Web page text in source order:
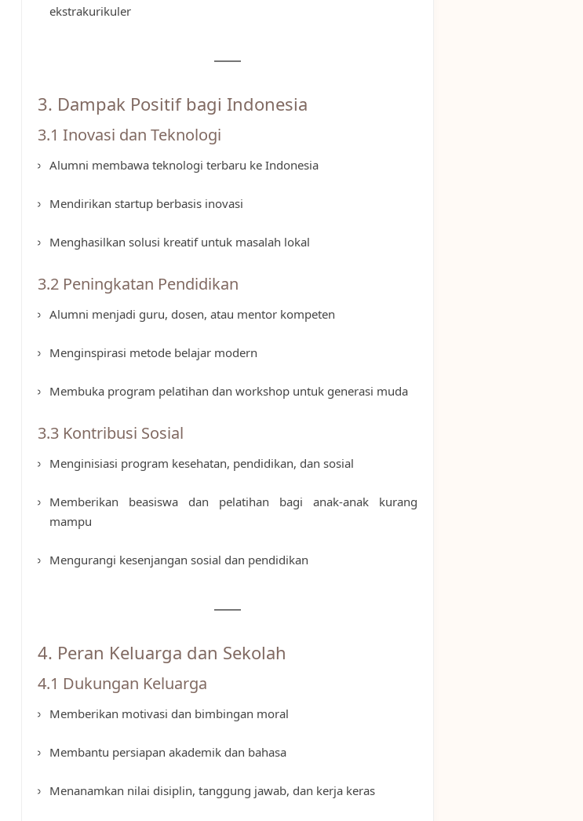
ekstrakurikuler
3. Dampak Positif bagi Indonesia
3.1 Inovasi dan Teknologi
Alumni membawa teknologi terbaru ke Indonesia
Mendirikan startup berbasis inovasi
Menghasilkan solusi kreatif untuk masalah lokal
3.2 Peningkatan Pendidikan
Alumni menjadi guru, dosen, atau mentor kompeten
Menginspirasi metode belajar modern
Membuka program pelatihan dan workshop untuk generasi muda
3.3 Kontribusi Sosial
Menginisiasi program kesehatan, pendidikan, dan sosial
Memberikan beasiswa dan pelatihan bagi anak-anak kurang
mampu
Mengurangi kesenjangan sosial dan pendidikan
4. Peran Keluarga dan Sekolah
4.1 Dukungan Keluarga
Memberikan motivasi dan bimbingan moral
Membantu persiapan akademik dan bahasa
Menanamkan nilai disiplin, tanggung jawab, dan kerja keras